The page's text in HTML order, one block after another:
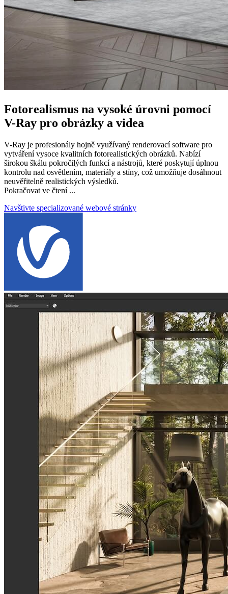
Fotorealismus na vysoké úrovni pomocí
V-Ray pro obrázky a videa
V-Ray je profesionály hojně využívaný renderovací software pro
vytváření vysoce kvalitních fotorealistických obrázků. Nabízí
širokou škálu pokročilých funkcí a nástrojů, které poskytují úplnou
kontrolu nad osvětlením, materiály a stíny, což umožňuje dosáhnout
neuvěřitelně realistických výsledků.
Pokračovat ve čtení ...
Navštivte specializované webové stránky